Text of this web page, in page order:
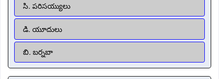
సి. పరిసయ్యులు
డి. యూదులు
బి. బర్నబా